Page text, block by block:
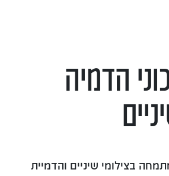
הדמיה
בצילומי שיניים והדמיית